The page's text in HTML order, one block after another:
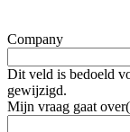
Company
Dit veld is bedoeld
gewijzigd.
Mijn vraag gaat over